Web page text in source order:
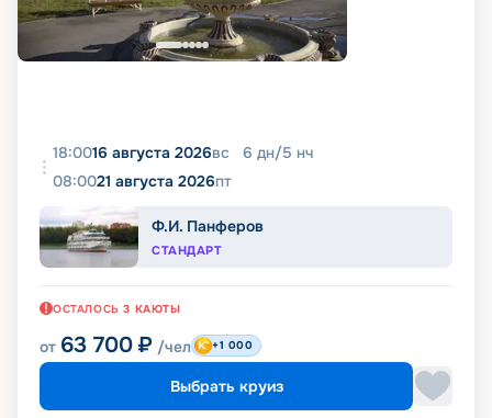
18:0016 августа 2026вс 6 дн/5 нч
08:0021 августа 2026пт
Ф.И. Панферов
СТАНДАРТ
ОСТАЛОСЬ 3 КАЮТЫ
от 63 700 ₽ /чел +1 000
Выбрать круиз